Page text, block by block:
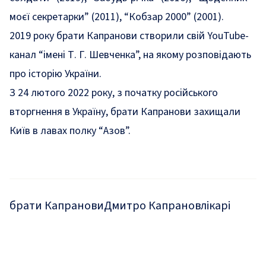
моєї секретарки” (2011), “Кобзар 2000” (2001).
2019 року брати Капранови створили свій YouTube-
канал “імені Т. Г. Шевченка”, на якому розповідають
про історію України.
З 24 лютого 2022 року, з початку російського
вторгнення в Україну, брати Капранови захищали
Київ в лавах полку “Азов”.
брати КапрановиДмитро Капрановлікарі